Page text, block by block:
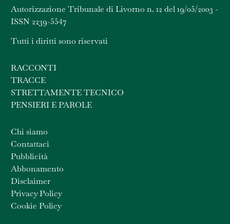
Autorizzazione Tribunale di Livorno n. 12 del 19/05/2003 -
ISSN 2239-5547
Tutti i diritti sono riservati
RACCONTI
TRACCE
STRETTAMENTE TECNICO
PENSIERI E PAROLE
Chi siamo
Contattaci
Pubblicità
Abbonamento
Disclaimer
Privacy Policy
Cookie Policy